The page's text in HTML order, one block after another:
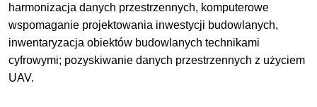
harmonizacja danych przestrzennych, komputerowe
wspomaganie projektowania inwestycji budowlanych,
inwentaryzacja obiektów budowlanych technikami
cyfrowymi; pozyskiwanie danych przestrzennych z użyciem
UAV.